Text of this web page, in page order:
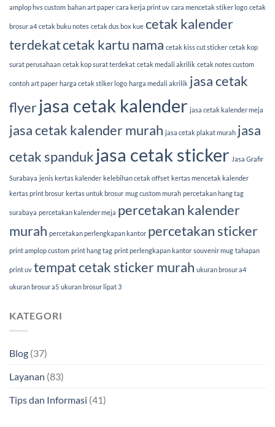
amplop hvs custom bahan art paper cara kerja print uv cara mencetak stiker logo cetak
brosur a4 cetak buku notes cetak dus box kue cetak kalender
terdekatcetak kartu nama cetak kiss cut sticker cetak kop
surat perusahaan cetak kop surat terdekat cetak medali akrilik cetak notes custom
contoh art paper harga cetak stiker logo harga medali akrilik jasa cetak
flyerjasa cetak kalender jasa cetak kalender meja
jasa cetak kalender murah jasa cetak plakat murah jasa
cetak spanduk jasa cetak sticker Jasa Grafir
Surabaya jenis kertas kalender kelebihan cetak offset kertas mencetak kalender
kertas print brosur kertas untuk brosur mug custom murah percetakan hang tag
surabaya percetakan kalender meja percetakan kalender
murah percetakan perlengkapan kantor percetakan sticker
print amplop custom print hang tag print perlengkapan kantor souvenir mug tahapan
print uv tempat cetak sticker murah ukuran brosur a4
ukuran brosur a5 ukuran brosur lipat 3
KATEGORI
Blog (37)
Layanan (83)
Tips dan Informasi (41)